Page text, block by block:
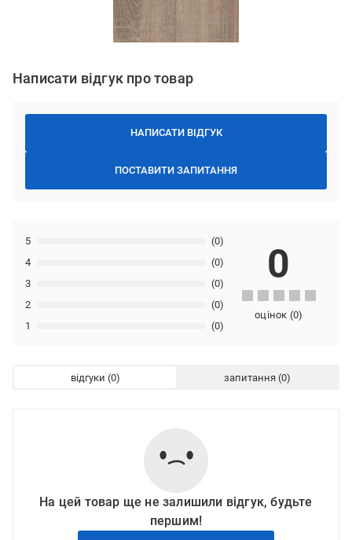
Написати відгук про товар
НАПИСАТИ ВІДГУК
ПОСТАВИТИ ЗАПИТАННЯ
1 (0)
2 (0)
3 (0)
4 (0)
5 (0)
0
оцінок (0)
відгуки запитання
На цей товар ще не залишили відгук, будьте
першим!